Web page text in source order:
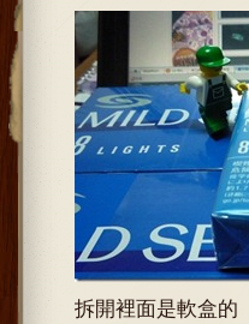
拆開裡面是軟盒的